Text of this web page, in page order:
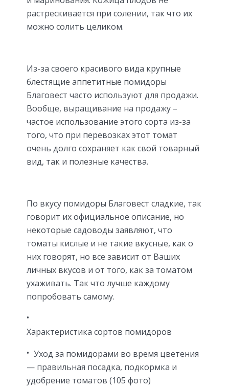
растрескивается при солении, так что их
можно солить целиком.
Из-за своего красивого вида крупные
блестящие аппетитные помидоры
Благовест часто используют для продажи.
Вообще, выращивание на продажу –
частое использование этого сорта из-за
того, что при перевозках этот томат
очень долго сохраняет как свой товарный
вид, так и полезные качества.
По вкусу помидоры Благовест сладкие, так
говорит их официальное описание, но
некоторые садоводы заявляют, что
томаты кислые и не такие вкусные, как о
них говорят, но все зависит от Ваших
личных вкусов и от того, как за томатом
ухаживать. Так что лучше каждому
попробовать самому.
Характеристика сортов помидоров
Уход за помидорами во время цветения
— правильная посадка, подкормка и
удобрение томатов (105 фото)